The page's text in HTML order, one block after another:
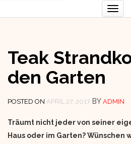
Toggle
navigation
Teak
den Garten
POSTED ON APRIL 27, 2017 BY ADMIN
Träumt nicht jeder von seiner
Haus oder im Garten? Wünschen